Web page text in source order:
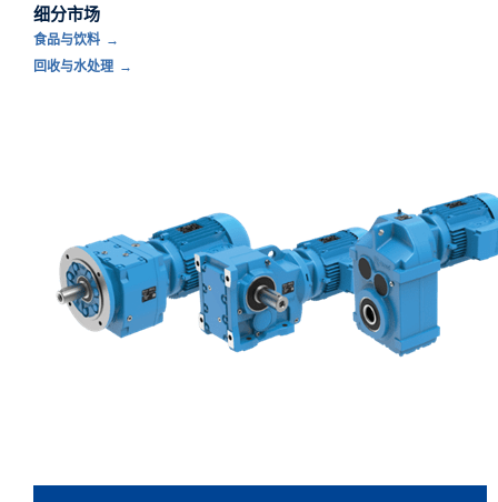
细分市场
食品与饮料
回收与水处理